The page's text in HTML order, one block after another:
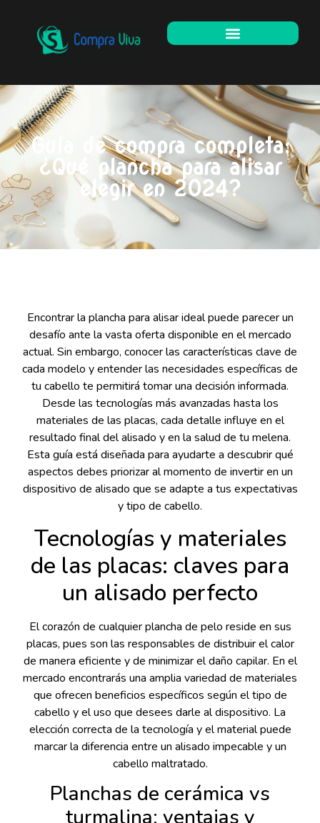
Guía de compra completa:
¿Qué plancha para alisar
elegir en 2024?
Encontrar la plancha para alisar ideal puede parecer un
desafío ante la vasta oferta disponible en el mercado
actual. Sin embargo, conocer las características clave de
cada modelo y entender las necesidades específicas de
tu cabello te permitirá tomar una decisión informada.
Desde las tecnologías más avanzadas hasta los
materiales de las placas, cada detalle influye en el
resultado final del alisado y en la salud de tu melena.
Esta guía está diseñada para ayudarte a descubrir qué
aspectos debes priorizar al momento de invertir en un
dispositivo de alisado que se adapte a tus expectativas
y tipo de cabello.
Tecnologías y materiales
de las placas: claves para
un alisado perfecto
El corazón de cualquier plancha de pelo reside en sus
placas, pues son las responsables de distribuir el calor
de manera eficiente y de minimizar el daño capilar. En el
mercado encontrarás una amplia variedad de materiales
que ofrecen beneficios específicos según el tipo de
cabello y el uso que desees darle al dispositivo. La
elección correcta de la tecnología y el material puede
marcar la diferencia entre un alisado impecable y un
cabello maltratado.
Planchas de cerámica vs
turmalina: ventajas y